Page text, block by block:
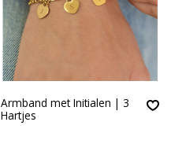
Armband met Initialen | 3
Hartjes